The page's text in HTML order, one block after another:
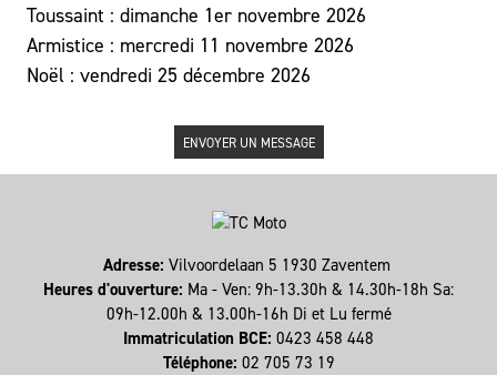
Toussaint : dimanche 1er novembre 2026
Armistice : mercredi 11 novembre 2026
Noël : vendredi 25 décembre 2026
ENVOYER UN MESSAGE
Adresse: Vilvoordelaan 5 1930 Zaventem
Heures d'ouverture: Ma - Ven: 9h-13.30h & 14.30h-18h Sa:
09h-12.00h & 13.00h-16h Di et Lu fermé
Immatriculation BCE: 0423 458 448
Téléphone: 02 705 73 19